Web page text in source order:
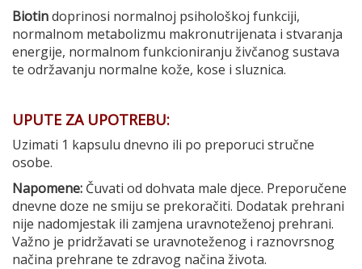
Biotindoprinosi normalnoj psihološkoj funkciji,
normalnom metabolizmu makronutrijenata i stvaranja
energije, normalnom funkcioniranju živčanog sustava
te održavanju normalne kože, kose i sluznica.
UPUTE ZA UPOTREBU:
Uzimati 1 kapsulu dnevno ili po preporuci stručne
osobe.
Napomene: Čuvati od dohvata male djece. Preporučene
dnevne doze ne smiju se prekoračiti. Dodatak prehrani
nije nadomjestak ili zamjena uravnoteženoj prehrani.
Važno je pridržavati se uravnoteženog i raznovrsnog
načina prehrane te zdravog načina života.